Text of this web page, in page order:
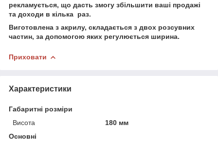
рекламується, що дасть змогу збільшити ваші продажі
та доходи в кілька раз.
Виготовлена з акрилу, складається з двох розсувних
частин, за допомогою яких регулюється ширина.
Приховати
Характеристики
Габаритні розміри
Висота
180 мм
Основні